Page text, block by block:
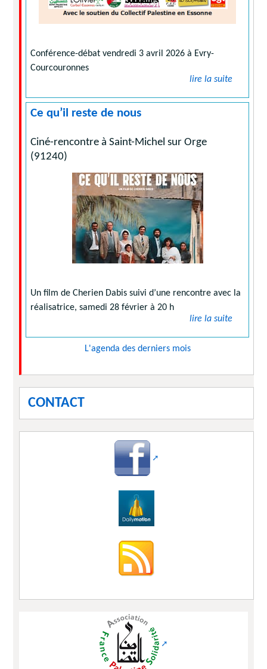
Conférence-débat vendredi 3 avril 2026 à Evry-
Courcouronnes
lire la suite
Ce qu’il reste de nous
Ciné-rencontre à Saint-Michel sur Orge
(91240)
Un film de Cherien Dabis suivi d’une rencontre avec la
réalisatrice, samedi 28 février à 20 h
lire la suite
L'agenda des derniers mois
CONTACT